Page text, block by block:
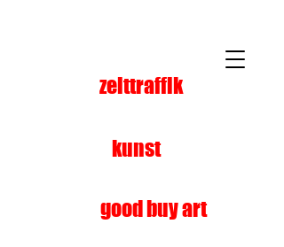
kunst
zeittraffik
good buy art